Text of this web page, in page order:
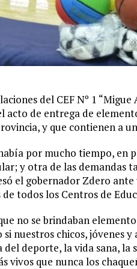
del CEF Nº 1 “Migue
acto de entrega de
y que contienen a
por mucho tiempo,
y otra de las demandas
el gobernador Zdero
todos los Centros de
no se brindaban
nuestros chicos, jóvenes
deporte, la vida sana,
vivos que nunca los